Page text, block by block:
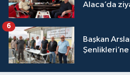
Alaca’da
Başkan
Şenlikleri’ne
6